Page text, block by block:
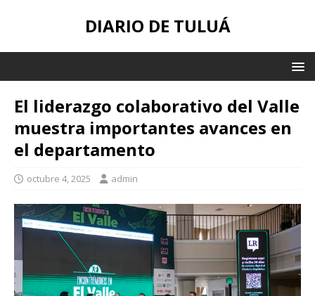
DIARIO DE TULUÁ
El liderazgo colaborativo del Valle
muestra importantes avances en
el departamento
octubre 4, 2025 admin